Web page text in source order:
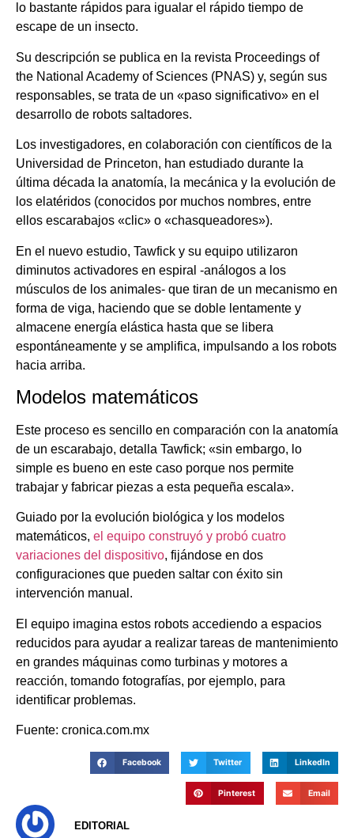
lo bastante rápidos para igualar el rápido tiempo de
escape de un insecto.
Su descripción se publica en la revista Proceedings of
the National Academy of Sciences (PNAS) y, según sus
responsables, se trata de un «paso significativo» en el
desarrollo de robots saltadores.
Los investigadores, en colaboración con científicos de la
Universidad de Princeton, han estudiado durante la
última década la anatomía, la mecánica y la evolución de
los elatéridos (conocidos por muchos nombres, entre
ellos escarabajos «clic» o «chasqueadores»).
En el nuevo estudio, Tawfick y su equipo utilizaron
diminutos activadores en espiral -análogos a los
músculos de los animales- que tiran de un mecanismo en
forma de viga, haciendo que se doble lentamente y
almacene energía elástica hasta que se libera
espontáneamente y se amplifica, impulsando a los robots
hacia arriba.
Modelos matemáticos
Este proceso es sencillo en comparación con la anatomía
de un escarabajo, detalla Tawfick; «sin embargo, lo
simple es bueno en este caso porque nos permite
trabajar y fabricar piezas a esta pequeña escala».
Guiado por la evolución biológica y los modelos
matemáticos, el equipo construyó y probó cuatro
variaciones del dispositivo, fijándose en dos
configuraciones que pueden saltar con éxito sin
intervención manual.
El equipo imagina estos robots accediendo a espacios
reducidos para ayudar a realizar tareas de mantenimiento
en grandes máquinas como turbinas y motores a
reacción, tomando fotografías, por ejemplo, para
identificar problemas.
Fuente: cronica.com.mx
Facebook Twitter LinkedIn
Pinterest Email
EDITORIAL